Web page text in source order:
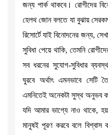
জন্য পার্ক থাকবে। রোগীদের
হেলথ জোন বলতে যা বুঝায়
রিসোর্টে যাই বিনোদনের জন্য,
সুবিধা পেয়ে থাকি, তেমনি
সব ধরনের সুযোগ-সুবিধার
ঘুরবে অর্থাৎ এমনভাবে সেটি
এমনিতেই অনেকটা সুস্থ অনুভব
যদি আমার ভাগ্যে নাও থাকে,
মানুষই পূরণ করবে বলে